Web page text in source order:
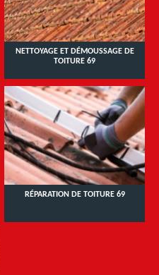
NETTOYAGE ET DÉMOUSSAGE DE
TOITURE 69
RÉPARATION DE TOITURE 69